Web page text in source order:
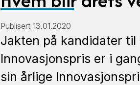
Publisert 13.01.2020
Jakten på kandidater til
Innovasjonspris er i
sin årlige